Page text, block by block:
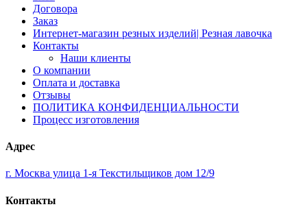
Договора
Заказ
Интернет-магазин резных изделий| Резная лавочка
Контакты
Наши клиенты
О компании
Оплата и доставка
Отзывы
ПОЛИТИКА КОНФИДЕНЦИАЛЬНОСТИ
Процесс изготовления
Адрес
г. Москва улица 1-я Текстильщиков дом 12/9
Контакты